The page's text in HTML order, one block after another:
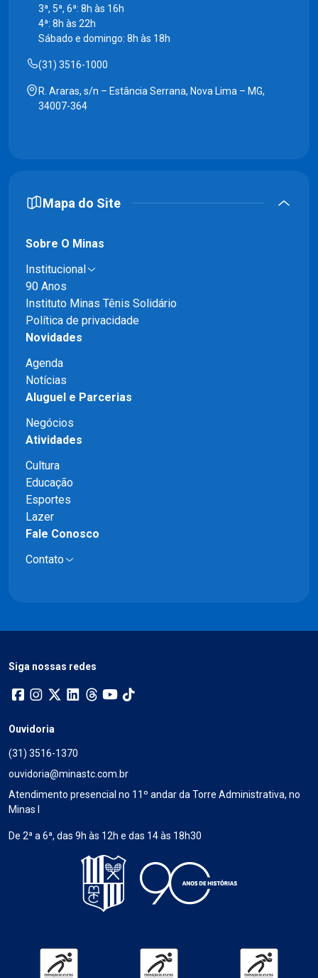
3ª, 5ª, 6ª: 8h às 16h
4ª: 8h às 22h
Sábado e domingo: 8h às 18h
(31) 3516-1000
R. Araras, s/n – Estância Serrana, Nova Lima – MG,
34007-364
Mapa do Site
Sobre O Minas
Institucional
90 Anos
Instituto Minas Tênis Solidário
Política de privacidade
Novidades
Agenda
Notícias
Aluguel e Parcerias
Negócios
Atividades
Cultura
Educação
Esportes
Lazer
Fale Conosco
Contato
Siga nossas redes
Ouvidoria
(31) 3516-1370
ouvidoria@minastc.com.br
Atendimento presencial no 11º andar da Torre Administrativa, no
Minas I
De 2ª a 6ª, das 9h às 12h e das 14 às 18h30